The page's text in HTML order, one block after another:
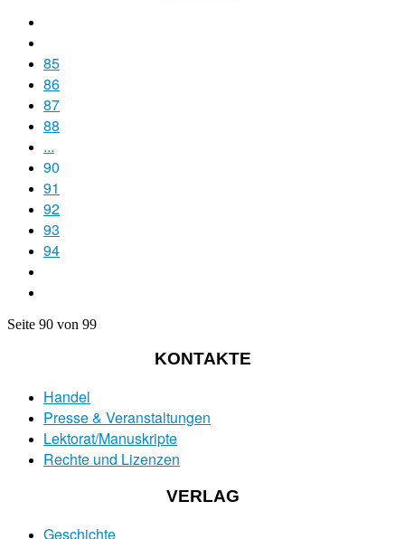
85
86
87
88
...
90
91
92
93
94
Seite 90 von 99
KONTAKTE
Handel
Presse & Veranstaltungen
Lektorat/Manuskripte
Rechte und Lizenzen
VERLAG
Geschichte